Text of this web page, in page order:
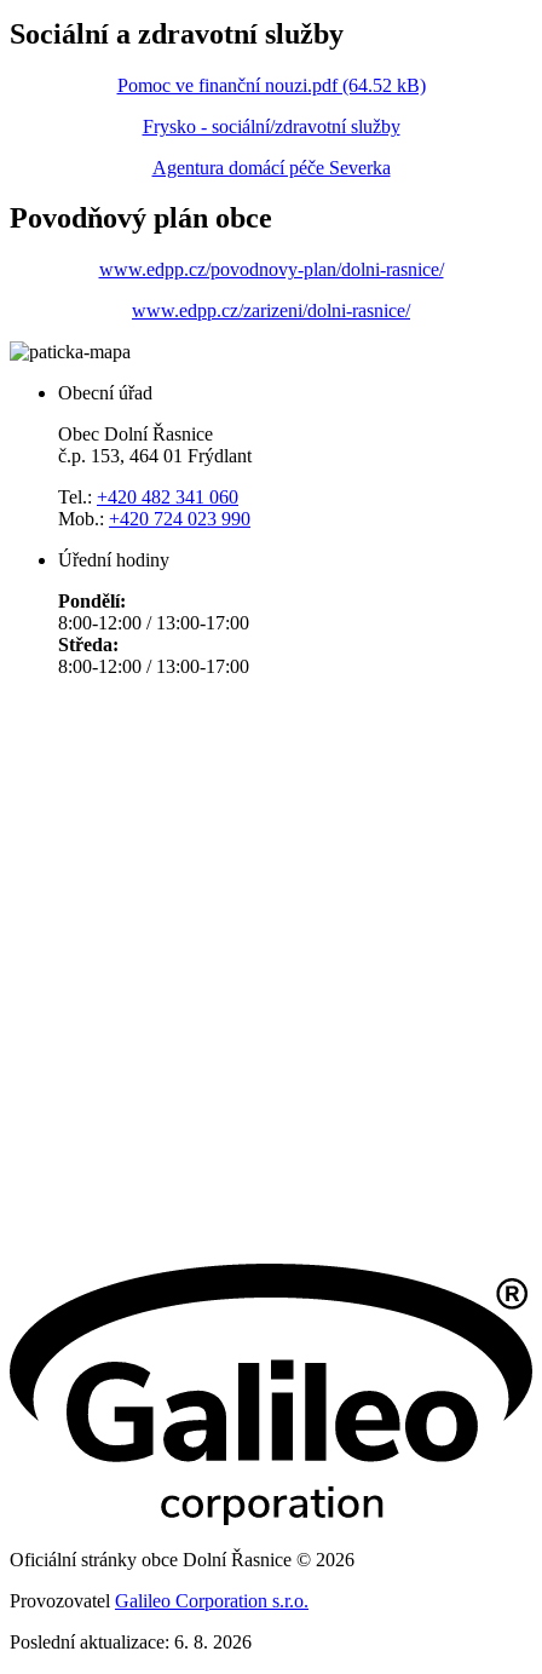
Sociální a zdravotní služby
Pomoc ve finanční nouzi.pdf (64.52 kB)
Frysko - sociální/zdravotní služby
Agentura domácí péče Severka
Povodňový plán obce
www.edpp.cz/povodnovy-plan/dolni-rasnice/
www.edpp.cz/zarizeni/dolni-rasnice/
Obecní úřad
Obec Dolní Řasnice
č.p. 153, 464 01 Frýdlant
Tel.: +420 482 341 060
Mob.: +420 724 023 990
Úřední hodiny
Pondělí:
8:00-12:00 / 13:00-17:00
Středa:
8:00-12:00 / 13:00-17:00
Oficiální stránky obce Dolní Řasnice © 2026
Provozovatel Galileo Corporation s.r.o.
Poslední aktualizace: 6. 8. 2026